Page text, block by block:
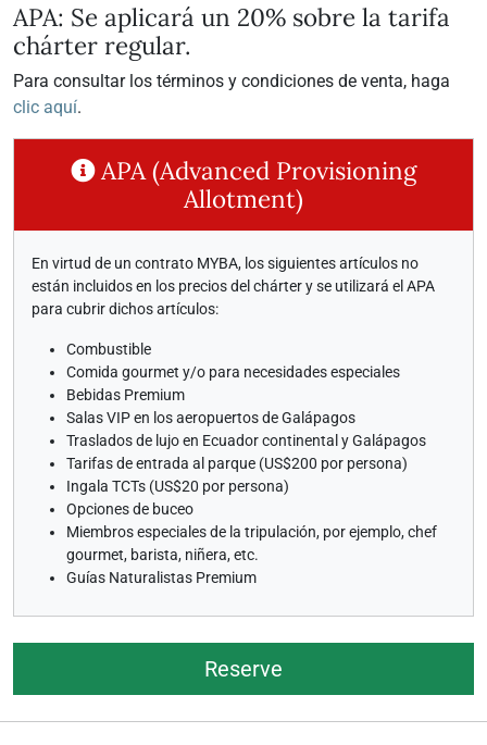
APA: Se aplicará un 20% sobre la tarifa
chárter regular.
Para consultar los términos y condiciones de venta, haga
clic aquí.
APA (Advanced Provisioning
Allotment)
En virtud de un contrato MYBA, los siguientes artículos no
están incluidos en los precios del chárter y se utilizará el APA
para cubrir dichos artículos:
Combustible
Comida gourmet y/o para necesidades especiales
Bebidas Premium
Salas VIP en los aeropuertos de Galápagos
Traslados de lujo en Ecuador continental y Galápagos
Tarifas de entrada al parque (US$200 por persona)
Ingala TCTs (US$20 por persona)
Opciones de buceo
Miembros especiales de la tripulación, por ejemplo, chef
gourmet, barista, niñera, etc.
Guías Naturalistas Premium
Reserve